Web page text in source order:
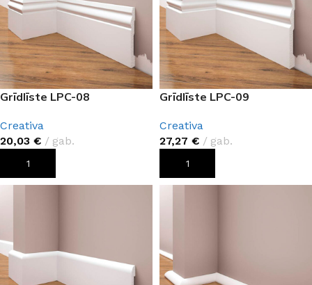
Grīdlīste LPC-08
Creativa
20,03 € gab.
PIEVIENOT GROZAM
Grīdlīste LPC-09
Creativa
27,27 € gab.
PIEVIENOT GROZAM